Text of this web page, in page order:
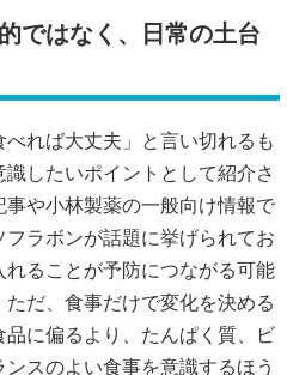
ではなく、日常の土台
れば大丈夫」と言い切れるも
したいポイントとして紹介さ
や小林製薬の一般向け情報で
ラボンが話題に挙げられてお
ることが予防につながる可能
だ、食事だけで変化を決める
に偏るより、たんぱく質、ビ
スのよい食事を意識するほう